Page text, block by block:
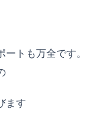
トも万全です。
ます